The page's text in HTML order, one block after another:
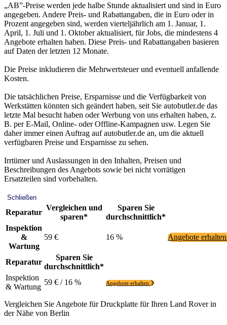
„AB”-Preise werden jede halbe Stunde aktualisiert und sind in Euro
angegeben. Andere Preis- und Rabattangaben, die in Euro oder in
Prozent angegeben sind, werden vierteljährlich am 1. Januar, 1.
April, 1. Juli und 1. Oktober aktualisiert, für Jobs, die mindestens 4
Angebote erhalten haben. Diese Preis- und Rabattangaben basieren
auf Daten der letzten 12 Monate.
Die Preise inkludieren die Mehrwertsteuer und eventuell anfallende
Kosten.
Die tatsächlichen Preise, Ersparnisse und die Verfügbarkeit von
Werkstätten könnten sich geändert haben, seit Sie autobutler.de das
letzte Mal besucht haben oder Werbung von uns erhalten haben, z.
B. per E-Mail, Online- oder Offline-Kampagnen usw. Legen Sie
daher immer einen Auftrag auf autobutler.de an, um die aktuell
verfügbaren Preise und Ersparnisse zu sehen.
Irrtümer und Auslassungen in den Inhalten, Preisen und
Beschreibungen des Angebots sowie bei nicht vorrätigen
Ersatzteilen sind vorbehalten.
Schließen
Reparatur
Vergleichen und
sparen*
Sparen Sie
durchschnittlich*
Inspektion
&
Wartung
59 € 16 % Angebote
Reparatur
Sparen Sie
durchschnittlich*
Inspektion
& Wartung
59 € / 16 % Angebote erhalten
Vergleichen Sie Angebote für Druckplatte für Ihren Land Rover in
der Nähe von Berlin